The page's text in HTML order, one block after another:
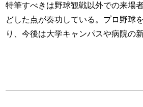
特筆すべきは野球観戦以外での来場
どした点が奏功している。プロ野球
り、今後は大学キャンパスや病院の